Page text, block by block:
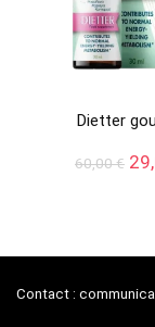
Dietter
60,00€ Le
Contact :